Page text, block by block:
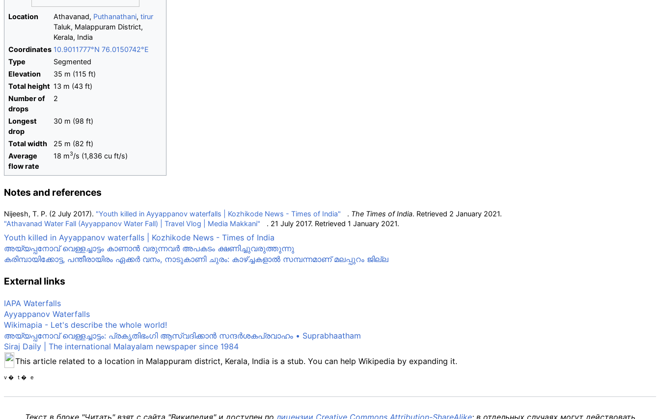
Location Athavanad, Puthanathani, tirur
Taluk, Malappuram District,
Kerala, India
Coordinates 10.9011777°N 76.0150742°E
Type
Segmented
Elevation
35 m (115 ft)
Total height 13 m (43 ft)
Number of
drops
2
Longest
drop
30 m (98 ft)
Total width 25 m (82 ft)
Average
flow rate
18 m3/s (1,836 cu ft/s)
Notes and references
Nijeesh, T. P. (2 July 2017). "Youth killed in Ayyappanov waterfalls | Kozhikode News - Times of India" . The Times of India. Retrieved 2 January 2021.
"Athavanad Water Fall (Ayyappanov Water Fall) | Travel Vlog | Media Makkani"
. 21 July 2017. Retrieved 1 January 2021.
Youth killed in Ayyappanov waterfalls | Kozhikode News - Times of India
അയ്യപ്പനോവ് വെള്ളച്ചാട്ടം കാണാൻ വരുന്നവർ അപകടം ക്ഷണിച്ചുവരുത്തുന്നു
കരിമ്പായിക്കോട്ട, പന്തീരായിരം ഏക്കർ വനം, നാടുകാണി ചുരം: കാഴ്ച്ചകളാൽ സമ്പന്നമാണ് മലപ്പുറം ജില്ല
External links
IAPA Waterfalls
Ayyappanov Waterfalls
Wikimapia - Let's describe the whole world!
അയ്യപ്പനോവ് വെള്ളച്ചാട്ടം: പ്രകൃതിഭംഗി ആസ്വദിക്കാന്‍ സന്ദര്‍ശകപ്രവാഹം • Suprabhaatham
Siraj Daily | The international Malayalam newspaper since 1984
This article related to a location in Malappuram district, Kerala, India is a stub. You can help Wikipedia by expanding it.
v t e